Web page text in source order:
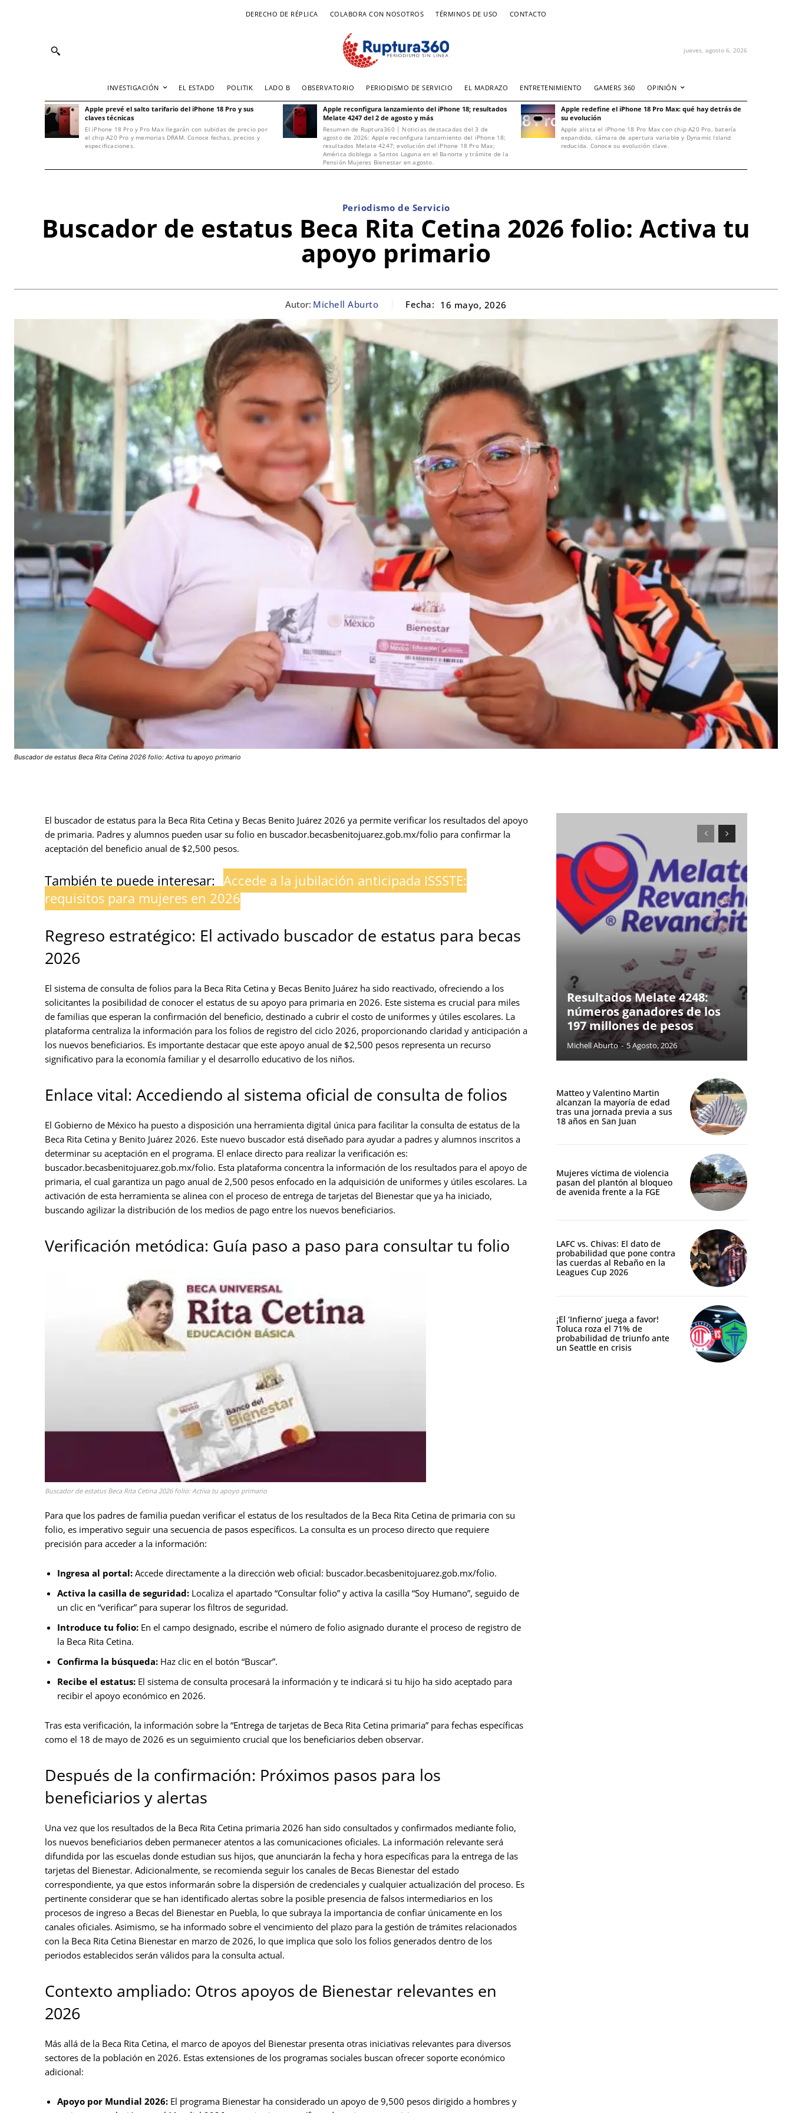
DERECHO DE RÉPLICA COLABORA CON NOSOTROS TÉRMINOS DE USO CONTACTO
jueves, agosto 6, 2026
INVESTIGACIÓN EL ESTADO POLITIK LADO B OBSERVATORIO PERIODISMO DE SERVICIO EL MADRAZO ENTRETENIMIENTO GAMERS 360 OPINIÓN
Apple prevé el salto tarifario del iPhone 18 Pro y sus
claves técnicas
El iPhone 18 Pro y Pro Max llegarán con subidas de precio por
el chip A20 Pro y memorias DRAM. Conoce fechas, precios y
especificaciones.
Apple reconfigura lanzamiento del iPhone 18; resultados
Melate 4247 del 2 de agosto y más
Resumen de Ruptura360 | Noticias destacadas del 3 de
agosto de 2026: Apple reconfigura lanzamiento del iPhone 18;
resultados Melate 4247; evolución del iPhone 18 Pro Max;
América doblega a Santos Laguna en el Banorte y trámite de la
Pensión Mujeres Bienestar en agosto.
Apple redefine el iPhone 18 Pro Max: qué hay detrás de
su evolución
Apple alista el iPhone 18 Pro Max con chip A20 Pro, batería
expandida, cámara de apertura variable y Dynamic Island
reducida. Conoce su evolución clave.
Periodismo de Servicio
Buscador de estatus Beca Rita Cetina 2026 folio: Activa tu
apoyo primario
Autor: Michell Aburto Fecha: 16 mayo, 2026
Buscador de estatus Beca Rita Cetina 2026 folio: Activa tu apoyo primario
El buscador de estatus para la Beca Rita Cetina y Becas Benito Juárez 2026 ya permite verificar los resultados del apoyo
de primaria. Padres y alumnos pueden usar su folio en buscador.becasbenitojuarez.gob.mx/folio para confirmar la
aceptación del beneficio anual de $2,500 pesos.
También te puede interesar: Accede a la jubilación anticipada ISSSTE:
requisitos para mujeres en 2026
Regreso estratégico: El activado buscador de estatus para becas
2026
El sistema de consulta de folios para la Beca Rita Cetina y Becas Benito Juárez ha sido reactivado, ofreciendo a los
solicitantes la posibilidad de conocer el estatus de su apoyo para primaria en 2026. Este sistema es crucial para miles
de familias que esperan la confirmación del beneficio, destinado a cubrir el costo de uniformes y útiles escolares. La
plataforma centraliza la información para los folios de registro del ciclo 2026, proporcionando claridad y anticipación a
los nuevos beneficiarios. Es importante destacar que este apoyo anual de $2,500 pesos representa un recurso
significativo para la economía familiar y el desarrollo educativo de los niños.
Enlace vital: Accediendo al sistema oficial de consulta de folios
El Gobierno de México ha puesto a disposición una herramienta digital única para facilitar la consulta de estatus de la
Beca Rita Cetina y Benito Juárez 2026. Este nuevo buscador está diseñado para ayudar a padres y alumnos inscritos a
determinar su aceptación en el programa. El enlace directo para realizar la verificación es:
buscador.becasbenitojuarez.gob.mx/folio. Esta plataforma concentra la información de los resultados para el apoyo de
primaria, el cual garantiza un pago anual de 2,500 pesos enfocado en la adquisición de uniformes y útiles escolares. La
activación de esta herramienta se alinea con el proceso de entrega de tarjetas del Bienestar que ya ha iniciado,
buscando agilizar la distribución de los medios de pago entre los nuevos beneficiarios.
Verificación metódica: Guía paso a paso para consultar tu folio
Buscador de estatus Beca Rita Cetina 2026 folio: Activa tu apoyo primario
Para que los padres de familia puedan verificar el estatus de los resultados de la Beca Rita Cetina de primaria con su
folio, es imperativo seguir una secuencia de pasos específicos. La consulta es un proceso directo que requiere
precisión para acceder a la información:
Ingresa al portal: Accede directamente a la dirección web oficial: buscador.becasbenitojuarez.gob.mx/folio.
Activa la casilla de seguridad: Localiza el apartado “Consultar folio” y activa la casilla “Soy Humano”, seguido de
un clic en “verificar” para superar los filtros de seguridad.
Introduce tu folio: En el campo designado, escribe el número de folio asignado durante el proceso de registro de
la Beca Rita Cetina.
Confirma la búsqueda: Haz clic en el botón “Buscar”.
Recibe el estatus: El sistema de consulta procesará la información y te indicará si tu hijo ha sido aceptado para
recibir el apoyo económico en 2026.
Tras esta verificación, la información sobre la “Entrega de tarjetas de Beca Rita Cetina primaria” para fechas específicas
como el 18 de mayo de 2026 es un seguimiento crucial que los beneficiarios deben observar.
Después de la confirmación: Próximos pasos para los
beneficiarios y alertas
Una vez que los resultados de la Beca Rita Cetina primaria 2026 han sido consultados y confirmados mediante folio,
los nuevos beneficiarios deben permanecer atentos a las comunicaciones oficiales. La información relevante será
difundida por las escuelas donde estudian sus hijos, que anunciarán la fecha y hora específicas para la entrega de las
tarjetas del Bienestar. Adicionalmente, se recomienda seguir los canales de Becas Bienestar del estado
correspondiente, ya que estos informarán sobre la dispersión de credenciales y cualquier actualización del proceso. Es
pertinente considerar que se han identificado alertas sobre la posible presencia de falsos intermediarios en los
procesos de ingreso a Becas del Bienestar en Puebla, lo que subraya la importancia de confiar únicamente en los
canales oficiales. Asimismo, se ha informado sobre el vencimiento del plazo para la gestión de trámites relacionados
con la Beca Rita Cetina Bienestar en marzo de 2026, lo que implica que solo los folios generados dentro de los
periodos establecidos serán válidos para la consulta actual.
Contexto ampliado: Otros apoyos de Bienestar relevantes en
2026
Más allá de la Beca Rita Cetina, el marco de apoyos del Bienestar presenta otras iniciativas relevantes para diversos
sectores de la población en 2026. Estas extensiones de los programas sociales buscan ofrecer soporte económico
adicional:
Apoyo por Mundial 2026: El programa Bienestar ha considerado un apoyo de 9,500 pesos dirigido a hombres y
Resultados Melate 4248:
números ganadores de los
197 millones de pesos
Michell Aburto - 5 Agosto, 2026
Matteo y Valentino Martin
alcanzan la mayoría de edad
tras una jornada previa a sus
18 años en San Juan
Mujeres víctima de violencia
pasan del plantón al bloqueo
de avenida frente a la FGE
LAFC vs. Chivas: El dato de
probabilidad que pone contra
las cuerdas al Rebaño en la
Leagues Cup 2026
¡El ‘Infierno’ juega a favor!
Toluca roza el 71% de
probabilidad de triunfo ante
un Seattle en crisis